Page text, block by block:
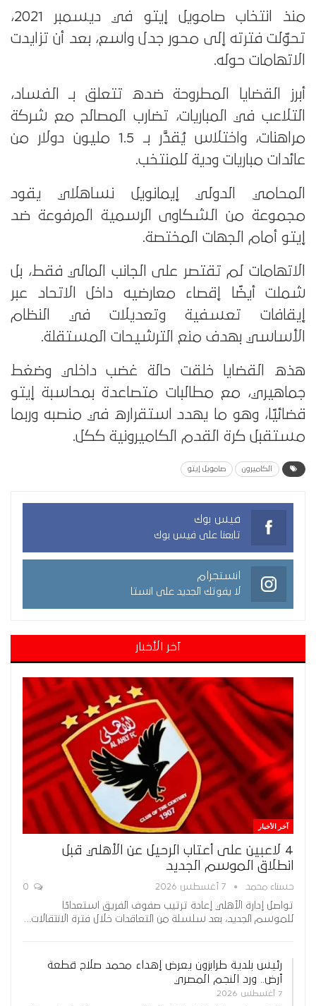
منذ انتخاب صامويل إيتو في ديسمبر 2021،
تحوّلت فترته إلى محور جدل واسع، بعد أن تزايدت
الاتهامات حوله.
أبرز القضايا المطروحة ضده تتعلق بـ الفساد،
التلاعب في المباريات، تضارب المصالح مع شركة
مراهنات، واختلاس يُقدَّر بـ 1.5 مليون دولار من
عائدات مباريات ودية للمنتخب.
المحامي الدولي إيمانويل نساهلاي يقود
مجموعة من الشكاوى الرسمية المرفوعة ضد
إيتو أمام الجهات المختصة.
الاتهامات لم تقتصر على الجانب المالي فقط، بل
شملت أيضًا إقصاء معارضيه داخل الاتحاد عبر
إيقافات تعسفية وتعديلات في النظام
الأساسي بهدف منع الترشيحات المستقلة.
هذه القضايا خلقت حالة غضب داخلي وضغط
جماهيري، مع مطالبات متصاعدة بمحاسبة إيتو
قضائيًا، وهو ما يهدد استقراره في منصبه وربما
مستقبل كرة القدم الكاميرونية ككل.
الكاميرون صامويل إيتو
فيس بوك
تابعنا على فيس بوك
انستجرام
لا يفوتك الجديد على انستا
آخر الأخبار
آخر الأخبار
4 لاعبين على أعتاب الرحيل عن الأهلي قبل
انطلاق الموسم الجديد
حسناء محمد 7 أغسطس 2026
تواصل إدارة الأهلي إعادة ترتيب صفوف الفريق استعدادًا
للموسم الجديد، بعد سلسلة من التعاقدات خلال فترة الانتقالات…
رئيس بلدية طرابزون يعرض إهداء محمد صلاح قطعة
أرض.. ورد النجم المصري
7 أغسطس 2026